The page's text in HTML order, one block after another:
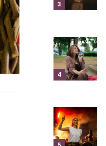
3
4